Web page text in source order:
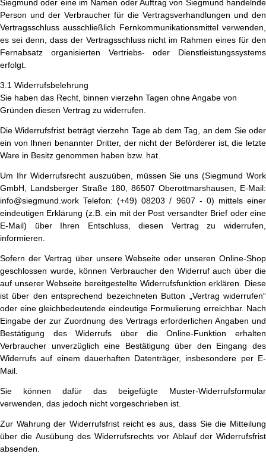
Siegmund oder eine im Namen oder Auftrag von Siegmund handelnde
Person und der Verbraucher für die Vertragsverhandlungen und den
Vertragsschluss ausschließlich Fernkommunikationsmittel verwenden,
es sei denn, dass der Vertragsschluss nicht im Rahmen eines für den
Fernabsatz organisierten Vertriebs- oder Dienstleistungssystems
erfolgt.
3.1 Widerrufsbelehrung
Sie haben das Recht, binnen vierzehn Tagen ohne Angabe von
Gründen diesen Vertrag zu widerrufen.
Die Widerrufsfrist beträgt vierzehn Tage ab dem Tag, an dem Sie oder
ein von Ihnen benannter Dritter, der nicht der Beförderer ist, die letzte
Ware in Besitz genommen haben bzw. hat.
Um Ihr Widerrufsrecht auszuüben, müssen Sie uns (Siegmund Work
GmbH, Landsberger Straße 180, 86507 Oberottmarshausen, E-Mail:
info@siegmund.work Telefon: (+49) 08203 / 9607 - 0) mittels einer
eindeutigen Erklärung (z.B. ein mit der Post versandter Brief oder eine
E-Mail) über Ihren Entschluss, diesen Vertrag zu widerrufen,
informieren.
Sofern der Vertrag über unsere Webseite oder unseren Online-Shop
geschlossen wurde, können Verbraucher den Widerruf auch über die
auf unserer Webseite bereitgestellte Widerrufsfunktion erklären. Diese
ist über den entsprechend bezeichneten Button „Vertrag widerrufen“
oder eine gleichbedeutende eindeutige Formulierung erreichbar. Nach
Eingabe der zur Zuordnung des Vertrags erforderlichen Angaben und
Bestätigung des Widerrufs über die Online-Funktion erhalten
Verbraucher unverzüglich eine Bestätigung über den Eingang des
Widerrufs auf einem dauerhaften Datenträger, insbesondere per E-
Mail.
Sie können dafür das beigefügte Muster-Widerrufsformular
verwenden, das jedoch nicht vorgeschrieben ist.
Zur Wahrung der Widerrufsfrist reicht es aus, dass Sie die Mitteilung
über die Ausübung des Widerrufsrechts vor Ablauf der Widerrufsfrist
absenden.